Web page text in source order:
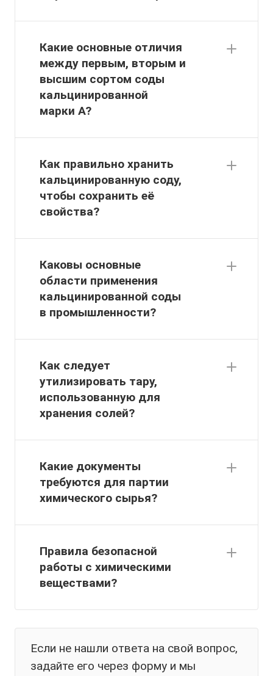
Какие основные отличия
между первым, вторым и
высшим сортом соды
кальцинированной
марки А?
Как правильно хранить
кальцинированную соду,
чтобы сохранить её
свойства?
Каковы основные
области применения
кальцинированной соды
в промышленности?
Как следует
утилизировать тару,
использованную для
хранения солей?
Какие документы
требуются для партии
химического сырья?
Правила безопасной
работы с химическими
веществами?
Если не нашли ответа на свой вопрос,
задайте его через форму и мы